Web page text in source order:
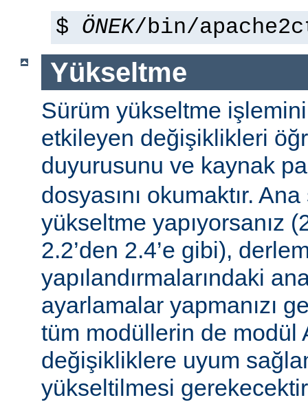
$ ÖNEK/bin/
Yükseltme
Sürüm yükseltme
etkileyen değişiklikleri
duyurusunu ve kaynak
dosyasını okumaktır.
yükseltme yapıyorsanız
2.2’den 2.4’e gibi),
yapılandırmalarındaki
ayarlamalar yapmanızı
tüm modüllerin de modül
değişikliklere uyum
yükseltilmesi